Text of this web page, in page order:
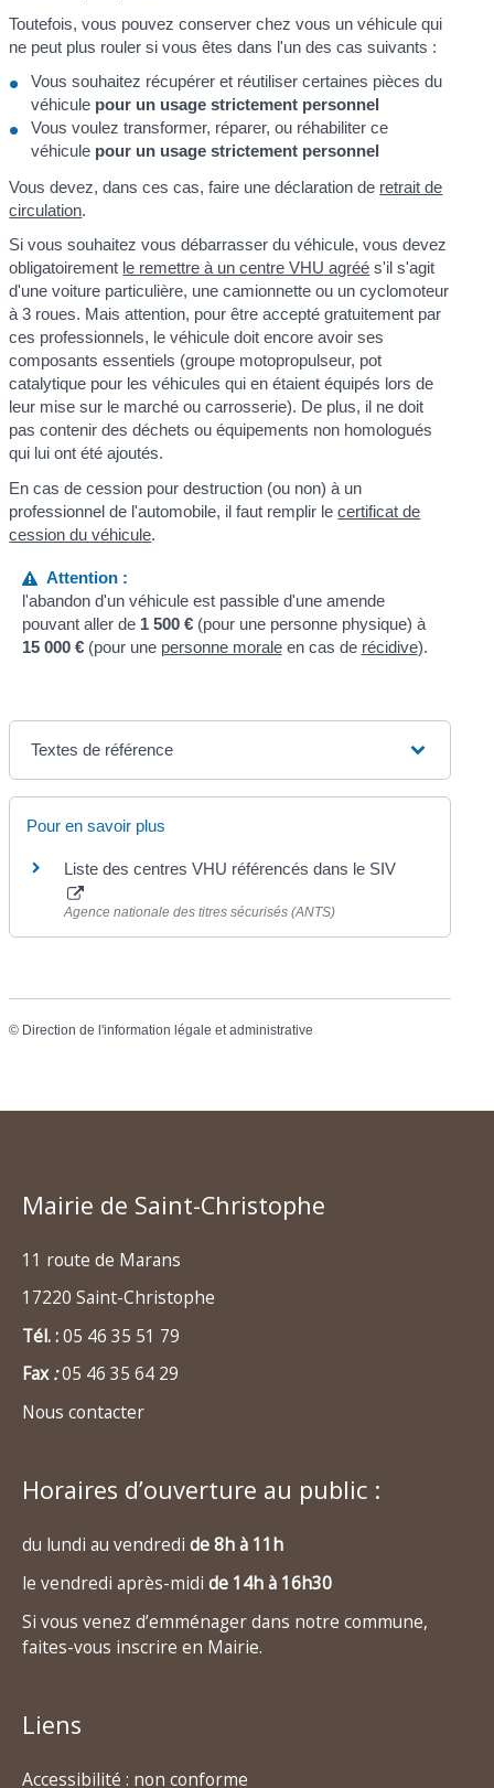
Toutefois, vous pouvez conserver chez vous un véhicule qui
ne peut plus rouler si vous êtes dans l'un des cas suivants :
Vous souhaitez récupérer et réutiliser certaines pièces du
véhicule pour un usage strictement personnel
Vous voulez transformer, réparer, ou réhabiliter ce
véhicule pour un usage strictement personnel
Vous devez, dans ces cas, faire une déclaration de retrait de
circulation.
Si vous souhaitez vous débarrasser du véhicule, vous devez
obligatoirement le remettre à un centre VHU agréé s'il s'agit
d'une voiture particulière, une camionnette ou un cyclomoteur
à 3 roues. Mais attention, pour être accepté gratuitement par
ces professionnels, le véhicule doit encore avoir ses
composants essentiels (groupe motopropulseur, pot
catalytique pour les véhicules qui en étaient équipés lors de
leur mise sur le marché ou carrosserie). De plus, il ne doit
pas contenir des déchets ou équipements non homologués
qui lui ont été ajoutés.
En cas de cession pour destruction (ou non) à un
professionnel de l'automobile, il faut remplir lecertificat de
cession du véhicule.
Attention :
l'abandon d'un véhicule est passible d'une amende
pouvant aller de 1 500 €(pour une personne physique) à
15 000 €(pour une personne moraleen cas de récidive).
Textes de référence
Pour en savoir plus
Liste des centres VHU référencés dans le SIV
Agence nationale des titres sécurisés (ANTS)
© Direction de l'information légale et administrative
Mairie de Saint-Christophe
11 route de Marans
17220 Saint-Christophe
Tél. :05 46 35 51 79
Fax:05 46 35 64 29
Nous contacter
Horaires d’ouverture au public :
du lundi au vendredi de 8h à 11h
le vendredi après-midi de 14h à 16h30
Si vous venez d’emménager dans notre commune,
faites-vous inscrire en Mairie.
Liens
Accessibilité : non conforme